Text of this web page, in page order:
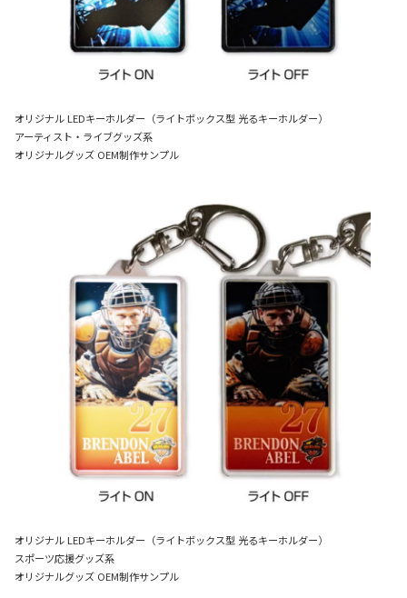
オリジナル LEDキーホルダー（ライトボックス型 光るキーホルダー）
アーティスト・ライブグッズ系
オリジナルグッズ OEM制作サンプル
オリジナル LEDキーホルダー（ライトボックス型 光るキーホルダー）
スポーツ応援グッズ系
オリジナルグッズ OEM制作サンプル